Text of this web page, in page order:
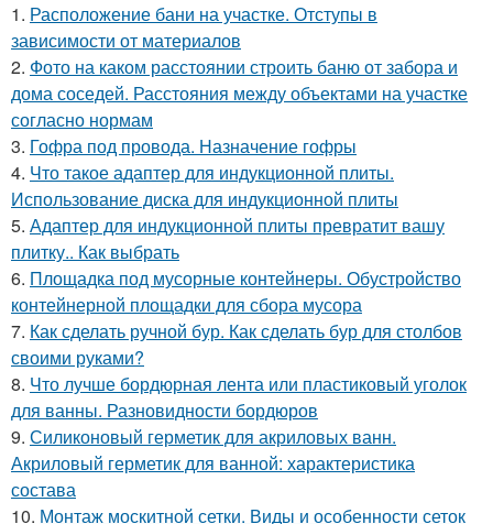
1. Расположение бани на участке. Отступы в
зависимости от материалов
2. Фото на каком расстоянии строить баню от забора и
дома соседей. Расстояния между объектами на участке
согласно нормам
3. Гофра под провода. Назначение гофры
4. Что такое адаптер для индукционной плиты.
Использование диска для индукционной плиты
5. Адаптер для индукционной плиты превратит вашу
плитку.. Как выбрать
6. Площадка под мусорные контейнеры. Обустройство
контейнерной площадки для сбора мусора
7. Как сделать ручной бур. Как сделать бур для столбов
своими руками?
8. Что лучше бордюрная лента или пластиковый уголок
для ванны. Разновидности бордюров
9. Силиконовый герметик для акриловых ванн.
Акриловый герметик для ванной: характеристика
состава
10. Монтаж москитной сетки. Виды и особенности сеток